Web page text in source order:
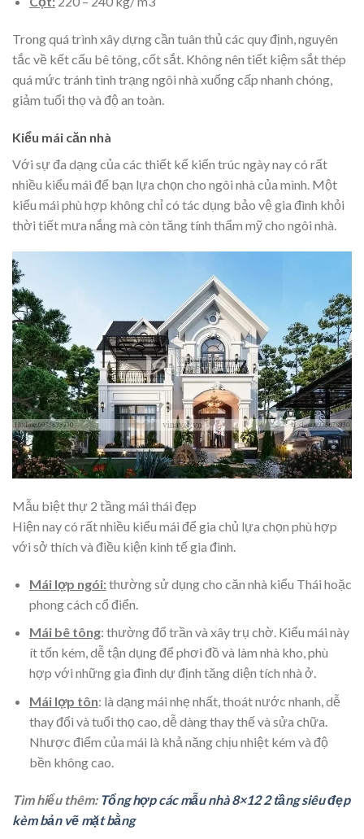
Trong quá trình xây dựng cần tuân thủ các quy định, nguyên
tắc về kết cấu bê tông, cốt sắt. Không nên tiết kiệm sắt thép
quá mức tránh tình trạng ngôi nhà xuống cấp nhanh chóng,
giảm tuổi thọ và độ an toàn.
Kiểu mái căn nhà
Với sự đa dạng của các thiết kế kiến trúc ngày nay có rất
nhiều kiểu mái để bạn lựa chọn cho ngôi nhà của mình. Một
kiểu mái phù hợp không chỉ có tác dụng bảo vệ gia đình khỏi
thời tiết mưa nắng mà còn tăng tính thẩm mỹ cho ngôi nhà.
Mẫu biệt thự 2 tầng mái thái đẹp
Hiện nay có rất nhiều kiểu mái để gia chủ lựa chọn phù hợp
với sở thích và điều kiện kinh tế gia đình.
Mái lợp ngói:thường sử dụng cho căn nhà kiểu Thái hoặc
phong cách cổ điển.
Mái bê tông: thường đổ trần và xây trụ chờ. Kiểu mái này
ít tốn kém, dễ tận dụng để phơi đồ và làm nhà kho, phù
hợp với những gia đình dự định tăng diện tích nhà ở.
Mái lợp tôn: là dạng mái nhẹ nhất, thoát nước nhanh, dễ
thay đổi và tuổi thọ cao, dễ dàng thay thế và sửa chữa.
Nhược điểm của mái là khả năng chịu nhiệt kém và độ
bền không cao.
Tìm hiểu thêm: Tổng hợp các mẫu nhà 8×12 2 tầng siêu đẹp
kèm bản vẽ mặt bằng